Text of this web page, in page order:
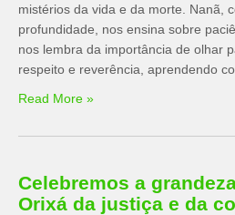
mistérios da vida e da morte. Nanã,
profundidade, nos ensina sobre
nos lembra da importância de olhar
respeito e reverência, aprendendo
Read More »
Celebremos a
Orixá da justiça e da